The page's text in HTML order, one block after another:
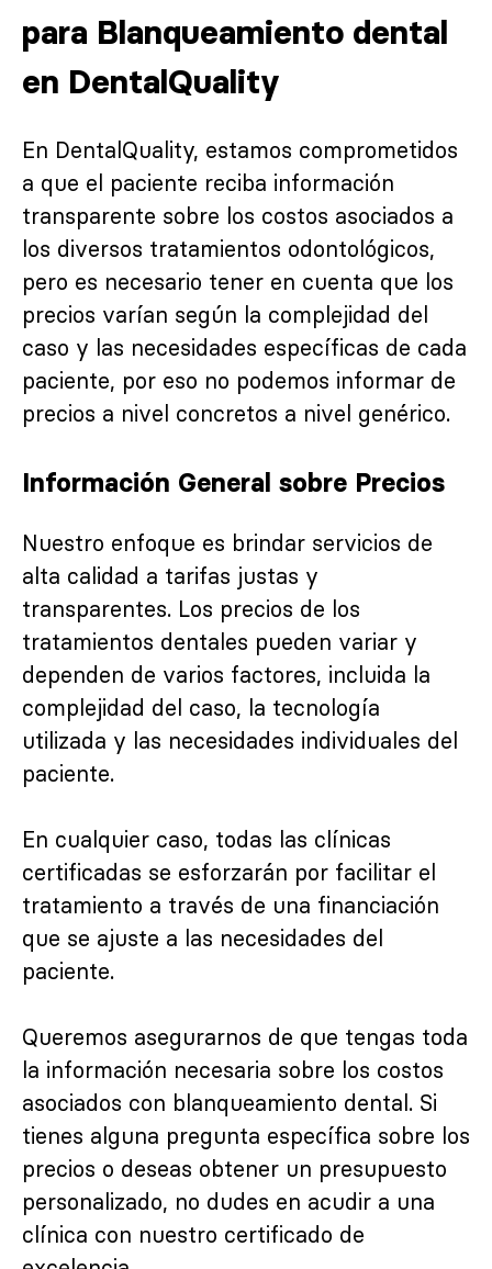
para Blanqueamiento dental
en DentalQuality
En DentalQuality, estamos comprometidos
a que el paciente reciba información
transparente sobre los costos asociados a
los diversos tratamientos odontológicos,
pero es necesario tener en cuenta que los
precios varían según la complejidad del
caso y las necesidades específicas de cada
paciente, por eso no podemos informar de
precios a nivel concretos a nivel genérico.
Información General sobre Precios
Nuestro enfoque es brindar servicios de
alta calidad a tarifas justas y
transparentes. Los precios de los
tratamientos dentales pueden variar y
dependen de varios factores, incluida la
complejidad del caso, la tecnología
utilizada y las necesidades individuales del
paciente.
En cualquier caso, todas las clínicas
certificadas se esforzarán por facilitar el
tratamiento a través de una financiación
que se ajuste a las necesidades del
paciente.
Queremos asegurarnos de que tengas toda
la información necesaria sobre los costos
asociados con blanqueamiento dental. Si
tienes alguna pregunta específica sobre los
precios o deseas obtener un presupuesto
personalizado, no dudes en acudir a una
clínica con nuestro certificado de